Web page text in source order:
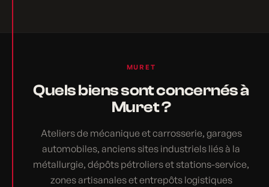
MURET
Quels biens sont concernés à
Muret ?
Ateliers de mécanique et carrosserie, garages
automobiles, anciens sites industriels liés à la
métallurgie, dépôts pétroliers et stations-service,
zones artisanales et entrepôts logistiques